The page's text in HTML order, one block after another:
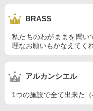
BRASS
私たちのわがままを聞い
理なお願いもかなえてく
アルカンシエル
1つの施設で全て出来た（